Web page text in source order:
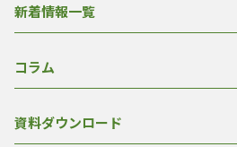
新着情報一覧
コラム
資料ダウンロード